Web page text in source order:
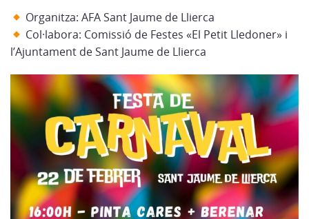
Organitza: AFA Sant Jaume de Llierca
Col·labora: Comissió de Festes «El Petit Lledoner» i
l’Ajuntament de Sant Jaume de Llierca